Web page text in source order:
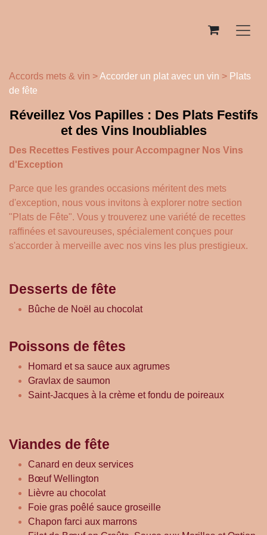
Accords mets & vin >Accorder un plat avec un vin > Plats
de fête
Réveillez Vos Papilles : Des Plats Festifs
et des Vins Inoubliables
Des Recettes Festives pour Accompagner Nos Vins
d'Exception
Parce que les grandes occasions méritent des mets
d'exception, nous vous invitons à explorer notre section
"Plats de Fête". Vous y trouverez une variété de recettes
raffinées et savoureuses, spécialement conçues pour
s'accorder à merveille avec nos vins les plus prestigieux.
Desserts de fête
Bûche de Noël au chocolat
Poissons de fêtes
Homard et sa sauce aux agrumes
Gravlax de saumon
Saint-Jacques à la crème et fondu de poireaux
Viandes de fête
Canard en deux services
Bœuf Wellington
Lièvre au chocolat
Foie gras poêlé sauce groseille
Chapon farci aux marrons